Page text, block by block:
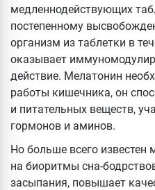
медленнодействующих
постепенному
организм из таблетки в
оказывает
действие. Мелатонин
работы кишечника, он
и питательных веществ,
гормонов и аминов.
Но больше всего
на биоритмы сна-
засыпания, повышает